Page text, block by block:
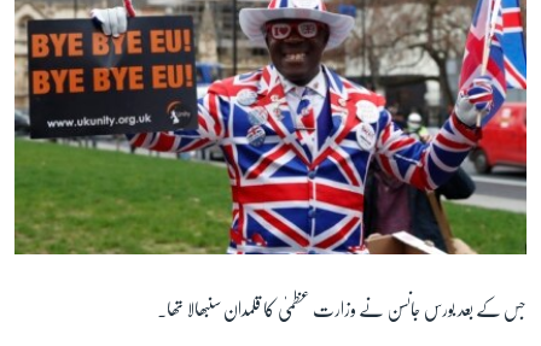
جس کے بعد بورس جانسن نے وزارت عظمیٰ کا قلمدان سنبھالا تھا۔